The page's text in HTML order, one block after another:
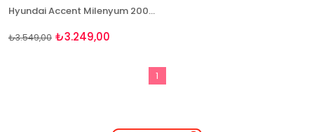
Hyundai Accent Milenyum 2000-2003 Paspas Ve Bagaj Havuzu Seti
₺3.249,00
₺3.549,00
1